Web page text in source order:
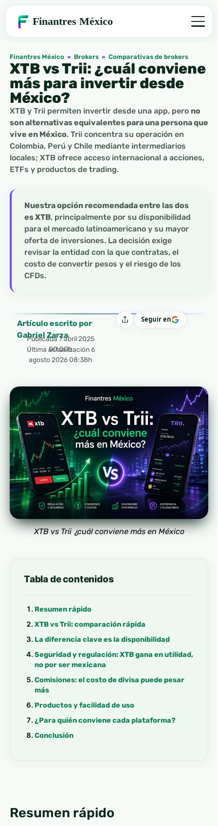
Finantres México
Finantres México » Brokers » Comparativas de brokers
XTB vs Trii: ¿cuál conviene
más para invertir desde
México?
XTB y Trii permiten invertir desde una app, pero no
son alternativas equivalentes para una persona que
vive en México. Trii concentra su operación en
Colombia, Perú y Chile mediante intermediarios
locales; XTB ofrece acceso internacional a acciones,
ETFs y productos de trading.
Nuestra opción recomendada entre las dos
es XTB, principalmente por su disponibilidad
para el mercado latinoamericano y su mayor
oferta de inversiones. La decisión exige
revisar la entidad con la que contratas, el
costo de convertir pesos y el riesgo de los
CFDs.
Artículo escrito por
Gabriel Zarza
Publicada7 abril 2025
00:00h
Última actualización 6
agosto 2026 08:38h
CompartirSeguir en
XTB vs Trii ¿cuál conviene más en México
Tabla de contenidos
Resumen rápido
XTB vs Trii: comparación rápida
La diferencia clave es la disponibilidad
Seguridad y regulación: XTB gana en utilidad,
no por ser mexicana
Comisiones: el costo de divisa puede pesar
más
Productos y facilidad de uso
¿Para quién conviene cada plataforma?
Conclusión
Resumen rápido